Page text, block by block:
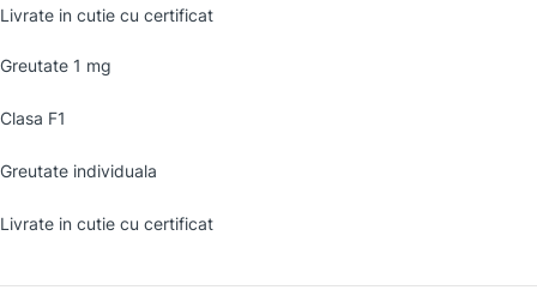
Livrate in cutie cu certificat
Greutate 1 mg
Clasa F1
Greutate individuala
Livrate in cutie cu certificat